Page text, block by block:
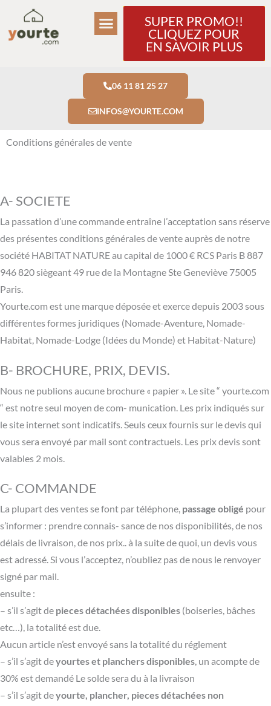
contenu
SUPER PROMO!!
CLIQUEZ POUR
EN SAVOIR PLUS
06 11 81 25 27
INFOS@YOURTE.COM
Conditions générales de vente
A- SOCIETE
La passation d’une commande entraîne l’acceptation sans réserve
des présentes conditions générales de vente auprès de notre
société HABITAT NATURE au capital de 1000 € RCS Paris B 887
946 820 siègeant 49 rue de la Montagne Ste Geneviève 75005
Paris.
Yourte.com est une marque déposée et exerce depuis 2003 sous
différentes formes juridiques (Nomade-Aventure, Nomade-
Habitat, Nomade-Lodge (Idées du Monde) et Habitat-Nature)
B- BROCHURE, PRIX, DEVIS.
Nous ne publions aucune brochure « papier ». Le site “ yourte.com
“ est notre seul moyen de com- munication. Les prix indiqués sur
le site internet sont indicatifs. Seuls ceux fournis sur le devis qui
vous sera envoyé par mail sont contractuels. Les prix devis sont
valables 2 mois.
C- COMMANDE
La plupart des ventes se font par téléphone, passage obligé pour
s’informer : prendre connais- sance de nos disponibilités, de nos
délais de livraison, de nos prix.. à la suite de quoi, un devis vous
est adressé. Si vous l’acceptez, n’oubliez pas de nous le renvoyer
signé par mail.
ensuite :
– s’il s’agit de pieces détachées disponibles (boiseries, bâches
etc…), la totalité est due.
Aucun article n’est envoyé sans la totalité du réglement
– s’il s’agit deyourtes et planchers disponibles, un acompte de
30% est demandé Le solde sera du à la livraison
– s’il s’agit deyourte, plancher, pieces détachées non